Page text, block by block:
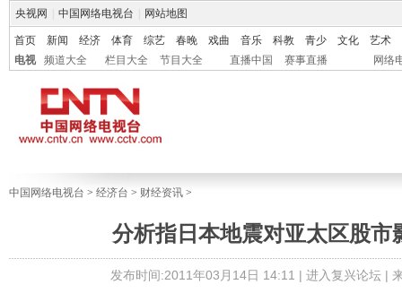
央视网 中国网络电视台 网站地图
首页 新闻 经济 体育 综艺 春晚 戏曲 音乐 科教 青少 文化
艺术
电视
频道大全 栏目大全 节目大全 直播中国 赛事直播 网络
中国网络电视台 > 经济台 > 财经资讯 >
分析指日本地震对亚太区股市
发布时间:2011年03月14日 14:11 | 进入复兴论坛|